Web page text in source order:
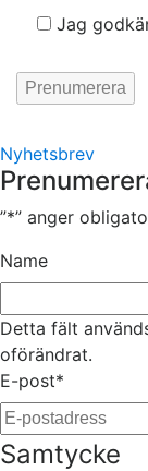
Jag
Nyhetsbrev
”*” anger
Name
Detta fält
oförändrat.
E-post*
Samtycke